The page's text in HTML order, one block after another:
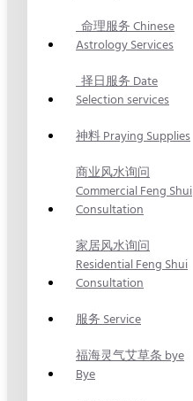
命理服务 Chinese
Astrology Services
择日服务 Date
Selection services
神料 Praying Supplies
商业风水询问
Commercial Feng Shui
Consultation
家居风水询问
Residential Feng Shui
Consultation
服务 Service
福海灵气艾草条 bye
Bye